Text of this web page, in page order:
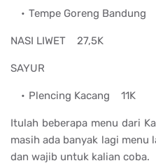
Tempe Goreng Bandung
NASI LIWET 27,5K
SAYUR
Plencing Kacang 11K
Itulah beberapa menu dari
masih ada banyak lagi menu
dan wajib untuk kalian coba.